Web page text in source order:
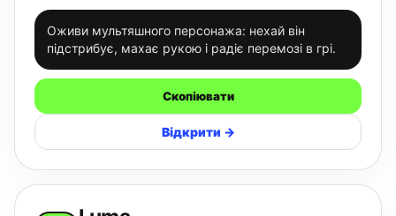
Оживи мультяшного персонажа: нехай він
підстрибує, махає рукою і радіє перемозі в грі.
Скопіювати
Відкрити →